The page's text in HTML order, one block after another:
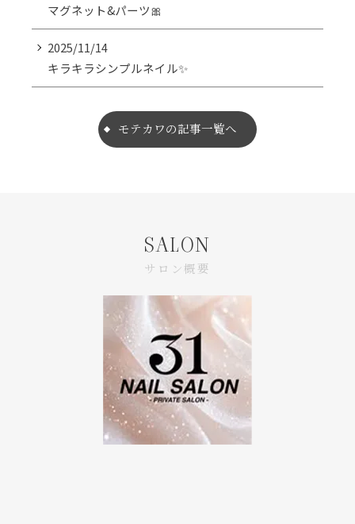
マグネット&パーツ🎀
2025/11/14
キラキラシンプルネイル✨
モテカワの記事一覧へ
サロン概要
SALON